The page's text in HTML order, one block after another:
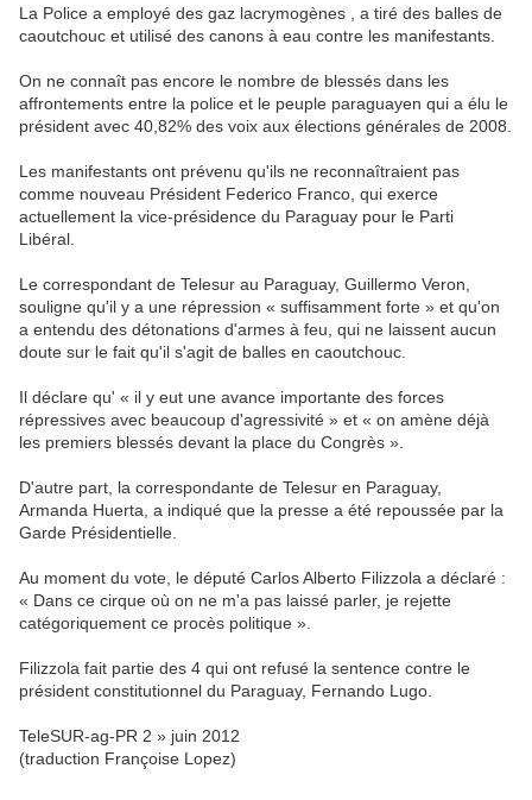
La Police a employé des gaz lacrymogènes , a tiré des balles de
caoutchouc et utilisé des canons à eau contre les manifestants.
On ne connaît pas encore le nombre de blessés dans les
affrontements entre la police et le peuple paraguayen qui a élu le
président avec 40,82% des voix aux élections générales de 2008.
Les manifestants ont prévenu qu'ils ne reconnaîtraient pas
comme nouveau Président Federico Franco, qui exerce
actuellement la vice-présidence du Paraguay pour le Parti
Libéral.
Le correspondant de Telesur au Paraguay, Guillermo Veron,
souligne qu'il y a une répression « suffisamment forte » et qu'on
a entendu des détonations d'armes à feu, qui ne laissent aucun
doute sur le fait qu'il s'agit de balles en caoutchouc.
Il déclare qu' « il y eut une avance importante des forces
répressives avec beaucoup d'agressivité » et « on amène déjà
les premiers blessés devant la place du Congrès ».
D'autre part, la correspondante de Telesur en Paraguay,
Armanda Huerta, a indiqué que la presse a été repoussée par la
Garde Présidentielle.
Au moment du vote, le député Carlos Alberto Filizzola a déclaré :
« Dans ce cirque où on ne m'a pas laissé parler, je rejette
catégoriquement ce procès politique ».
Filizzola fait partie des 4 qui ont refusé la sentence contre le
président constitutionnel du Paraguay, Fernando Lugo.
TeleSUR-ag-PR 2 » juin 2012
(traduction Françoise Lopez)